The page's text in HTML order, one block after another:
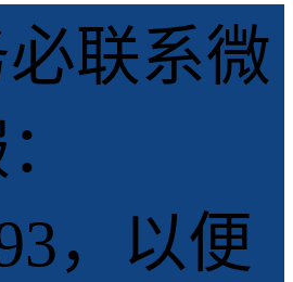
联系微
，以便